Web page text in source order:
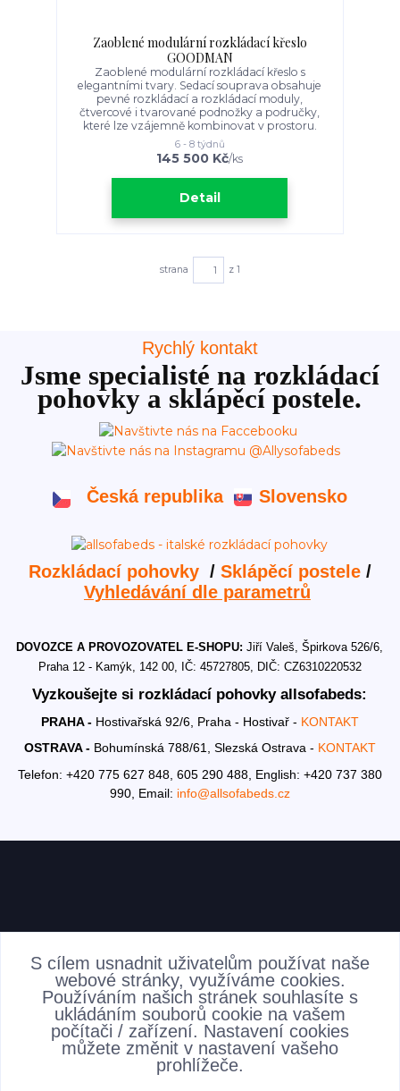
Zaoblené modulární rozkládací křeslo
GOODMAN
Zaoblené modulární rozkládací křeslo s
elegantními tvary. Sedací souprava obsahuje
pevné rozkládací a rozkládací moduly,
čtvercové i tvarované podnožky a područky,
které lze vzájemně kombinovat v prostoru.
145 500 Kč/ks
6 - 8 týdnů
Detail
strana z 1
Rychlý kontakt
Jsme specialisté na rozkládací
pohovky a sklápěcí postele.
Česká republika Slovensko
Rozkládací pohovky / Sklápěcí postele/
Vyhledávání dle parametrů
DOVOZCE A PROVOZOVATEL E-SHOPU:Jiří Valeš, Špirkova 526/6,
Praha 12 - Kamýk, 142 00, IČ: 45727805, DIČ: CZ6310220532
Vyzkoušejte si rozkládací pohovky allsofabeds:
PRAHA - Hostivařská 92/6, Praha - Hostivař - KONTAKT
OSTRAVA - Bohumínská 788/61, Slezská Ostrava - KONTAKT
Telefon: +420 775 627 848, 605 290 488, English: +420 737 380
990, Email: info@allsofabeds.cz
AKTUALITY
S cílem usnadnit uživatelům používat naše
webové stránky, využíváme cookies.
Používáním našich stránek souhlasíte s
ukládáním souborů cookie na vašem
počítači / zařízení. Nastavení cookies
můžete změnit v nastavení vašeho
prohlížeče.